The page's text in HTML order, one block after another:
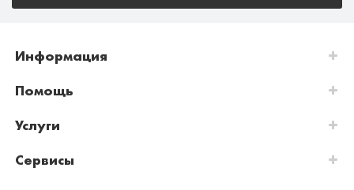
Информация
Помощь
Услуги
Сервисы